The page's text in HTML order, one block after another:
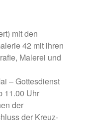
mit den
42 mit ihren
Malerei und
– Gottesdienst
11.00 Uhr
der
der Kreuz-